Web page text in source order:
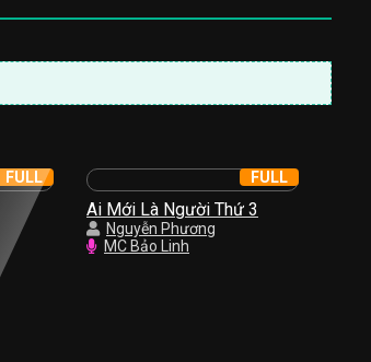
FULL
Ai Mới Là Người Thứ 3
Nguyễn Phương
MC Bảo Linh
FULL